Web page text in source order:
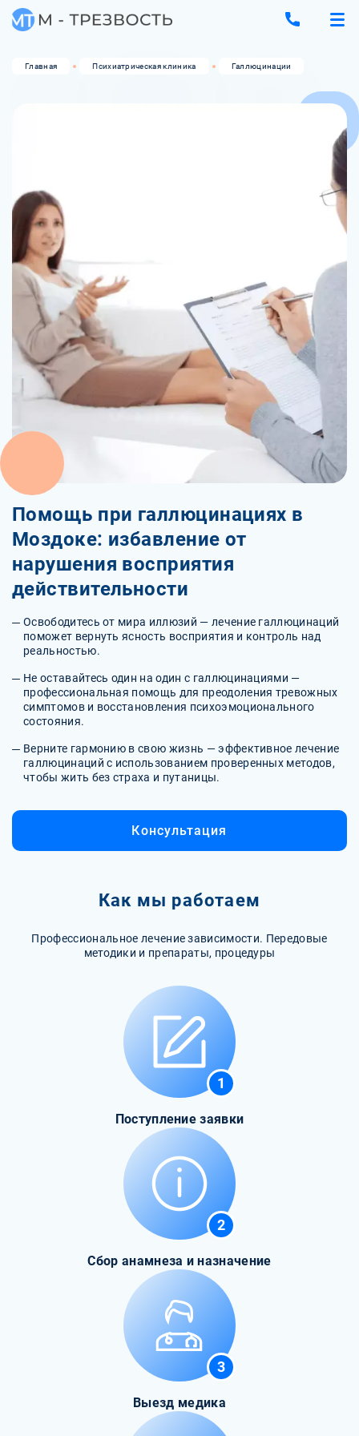
Главная Психиатрическая клиника Галлюцинации
Помощь при галлюцинациях в
Моздоке: избавление от
нарушения восприятия
действительности
Освободитесь от мира иллюзий — лечение галлюцинаций
поможет вернуть ясность восприятия и контроль над
реальностью.
Не оставайтесь один на один с галлюцинациями —
профессиональная помощь для преодоления тревожных
симптомов и восстановления психоэмоционального
состояния.
Верните гармонию в свою жизнь — эффективное лечение
галлюцинаций с использованием проверенных методов,
чтобы жить без страха и путаницы.
Консультация
Как мы работаем
Профессиональное лечение зависимости. Передовые
методики и препараты, процедуры
1
Поступление заявки
2
Сбор анамнеза и назначение
3
Выезд медика